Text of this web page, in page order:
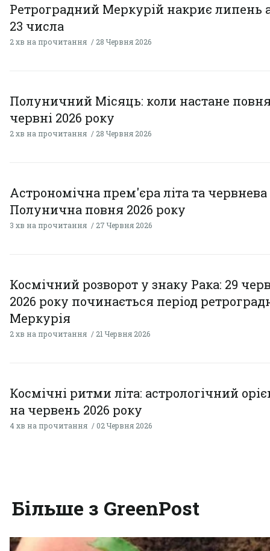
Ретроградний Меркурій накриє липень
23 числа
2 хв на прочитання 28 Червня 2026
Полуничний Місяць: коли настане
червні 2026 року
2 хв на прочитання 28 Червня 2026
Астрономічна прем'єра літа та червнева
Полунична повня 2026 року
3 хв на прочитання 27 Червня 2026
Космічний розворот у знаку Рака: 29
2026 року починається період
Меркурія
2 хв на прочитання 21 Червня 2026
Космічні ритми літа: астрологічний
на червень 2026 року
4 хв на прочитання 02 Червня 2026
Більше з GreenPost